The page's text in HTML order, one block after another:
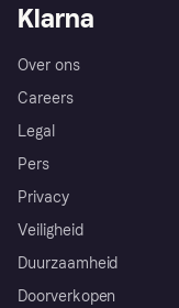
Klarna
Over ons
Careers
Legal
Pers
Privacy
Veiligheid
Duurzaamheid
Doorverkopen